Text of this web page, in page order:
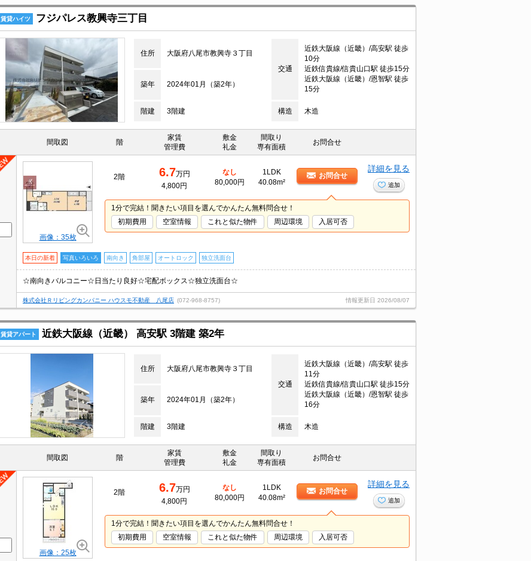
賃貸ハイツ フジパレス教興寺三丁目
住所 大阪府八尾市教興寺３丁目
交通
近鉄大阪線（近畿）/高安駅 徒歩
10分
近鉄信貴線/信貴山口駅 徒歩15分
近鉄大阪線（近畿）/恩智駅 徒歩
15分
築年 2024年01月（築2年）
階建 3階建 構造 木造
間取図 階
家賃
管理費
敷金
礼金
間取り
専有面積
お問合せ
画像：35枚
2階 6.7万円
4,800円
なし
80,000円
1LDK
40.08m²
お問合せ
詳細を見る
追加
1分で完結！聞きたい項目を選んでかんたん無料問合せ！
初期費用
空室情報 これと似た物件 周辺環境 入居可否
本日の新着 写真いろいろ 南向き 角部屋 オートロック 独立洗面台
☆南向きバルコニー☆日当たり良好☆宅配ボックス☆独立洗面台☆
株式会社Ｒリビングカンパニー ハウスモ不動産 八尾店 (072-968-8757) 情報更新日 2026/08/07
賃貸アパート 近鉄大阪線（近畿） 高安駅 3階建 築2年
住所 大阪府八尾市教興寺３丁目
交通
近鉄大阪線（近畿）/高安駅 徒歩
11分
近鉄信貴線/信貴山口駅 徒歩15分
近鉄大阪線（近畿）/恩智駅 徒歩
16分
築年 2024年01月（築2年）
階建 3階建 構造 木造
間取図 階
家賃
管理費
敷金
礼金
間取り
専有面積
お問合せ
画像：25枚
2階 6.7万円
4,800円
なし
80,000円
1LDK
40.08m²
お問合せ
詳細を見る
追加
1分で完結！聞きたい項目を選んでかんたん無料問合せ！
初期費用
空室情報 これと似た物件 周辺環境 入居可否